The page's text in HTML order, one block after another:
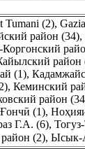
Tumani (2),
район (34),
Коргонский
район
(1),
, Кеминский
район
(1),
Г.А. (6),
(2), Ысык-